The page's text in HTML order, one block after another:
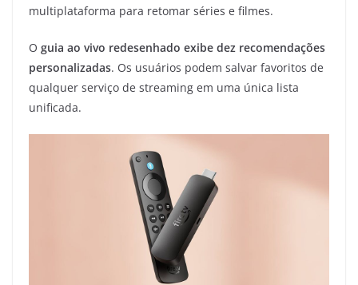
multiplataforma para retomar séries e filmes.
O guia ao vivo redesenhado exibe dez recomendações
personalizadas. Os usuários podem salvar favoritos de
qualquer serviço de streaming em uma única lista
unificada.